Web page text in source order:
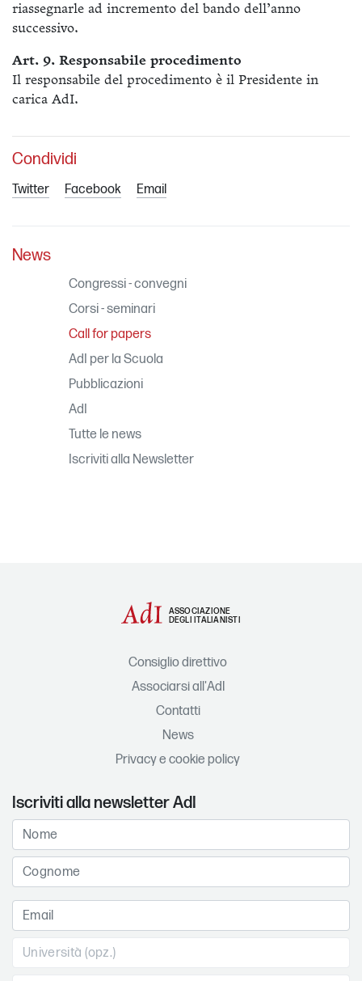
riassegnarle ad incremento del bando dell’anno
successivo.
Art. 9. Responsabile procedimento
Il responsabile del procedimento è il Presidente in
carica AdI.
Condividi
Twitter Facebook Email
News
Congressi - convegni
Corsi - seminari
Call for papers
AdI per la Scuola
Pubblicazioni
AdI
Tutte le news
Iscriviti alla Newsletter
ASSOCIAZIONE
DEGLI ITALIANISTI
Consiglio direttivo
Associarsi all'AdI
Contatti
News
Privacy e cookie policy
Iscriviti alla newsletter AdI